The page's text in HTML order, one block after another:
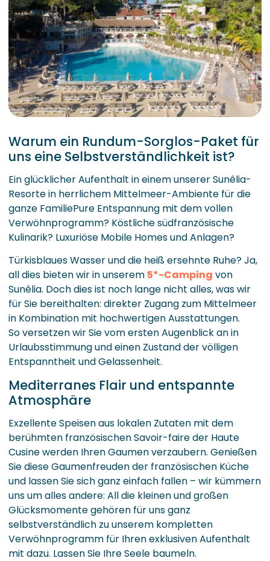
Warum ein Rundum-Sorglos-Paket für
uns eine Selbstverständlichkeit ist?
Ein glücklicher Aufenthalt in einem unserer Sunêlia-
Resorte in herrlichem Mittelmeer-Ambiente für die
ganze FamiliePure Entspannung mit dem vollen
Verwöhnprogramm? Köstliche südfranzösische
Kulinarik? Luxuriöse Mobile Homes und Anlagen?
Türkisblaues Wasser und die heiß ersehnte Ruhe? Ja,
all dies bieten wir in unserem 5*-Camping von
Sunêlia. Doch dies ist noch lange nicht alles, was wir
für Sie bereithalten: direkter Zugang zum Mittelmeer
in Kombination mit hochwertigen Ausstattungen.
So versetzen wir Sie vom ersten Augenblick an in
Urlaubsstimmung und einen Zustand der völligen
Entspanntheit und Gelassenheit.
Mediterranes Flair und entspannte
Atmosphäre
Exzellente Speisen aus lokalen Zutaten mit dem
berühmten französischen Savoir-faire der Haute
Cusine werden Ihren Gaumen verzaubern. Genießen
Sie diese Gaumenfreuden der französischen Küche
und lassen Sie sich ganz einfach fallen – wir kümmern
uns um alles andere: All die kleinen und großen
Glücksmomente gehören für uns ganz
selbstverständlich zu unserem kompletten
Verwöhnprogramm für Ihren exklusiven Aufenthalt
mit dazu. Lassen Sie Ihre Seele baumeln.